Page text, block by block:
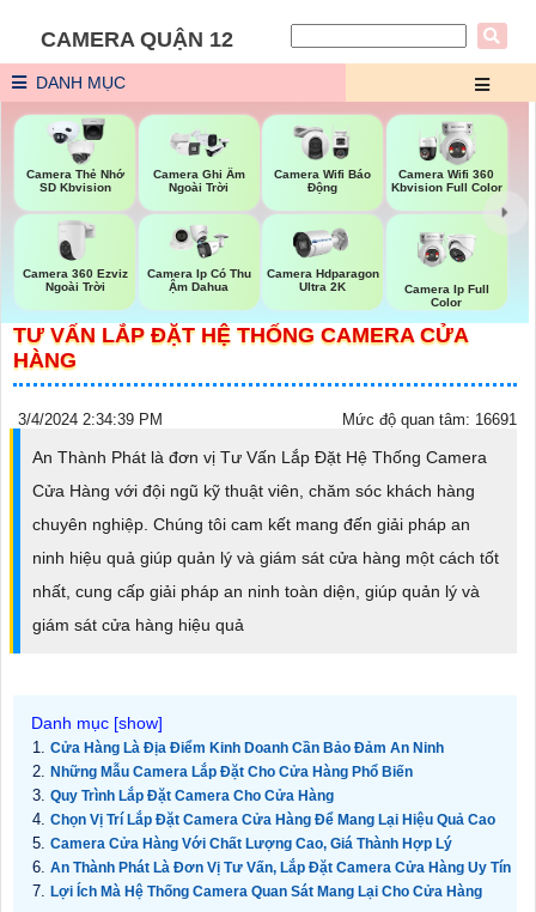
CAMERA QUẬN 12
DANH MỤC
Camera Thẻ Nhớ
SD Kbvision
Camera Ghi Âm
Ngoài Trời
Camera Wifi Báo
Động
Camera Wifi 360
Kbvision Full Color
Camera 360 Ezviz
Ngoài Trời
Camera Ip Có Thu
Ậm Dahua
Camera Hdparagon
Ultra 2K
Camera Ip Full
Color
TƯ VẤN LẮP ĐẶT HỆ THỐNG CAMERA CỬA
HÀNG
3/4/2024 2:34:39 PM Mức độ quan tâm: 16691
An Thành Phát là đơn vị Tư Vấn Lắp Đặt Hệ Thống Camera
Cửa Hàng với đội ngũ kỹ thuật viên, chăm sóc khách hàng
chuyên nghiệp. Chúng tôi cam kết mang đến giải pháp an
ninh hiệu quả giúp quản lý và giám sát cửa hàng một cách tốt
nhất, cung cấp giải pháp an ninh toàn diện, giúp quản lý và
giám sát cửa hàng hiệu quả
Cửa Hàng Là Địa Điểm Kinh Doanh Cần Bảo Đảm An Ninh
Những Mẫu Camera Lắp Đặt Cho Cửa Hàng Phổ Biến
Quy Trình Lắp Đặt Camera Cho Cửa Hàng
Chọn Vị Trí Lắp Đặt Camera Cửa Hàng Để Mang Lại Hiệu Quả Cao
Camera Cửa Hàng Với Chất Lượng Cao, Giá Thành Hợp Lý
An Thành Phát Là Đơn Vị Tư Vấn, Lắp Đặt Camera Cửa Hàng Uy Tín
Lợi Ích Mà Hệ Thống Camera Quan Sát Mang Lại Cho Cửa Hàng